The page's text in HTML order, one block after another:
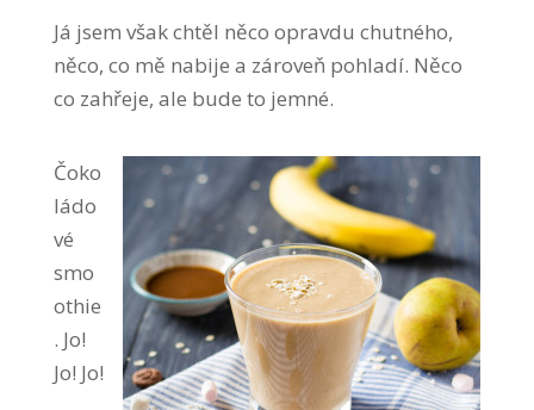
Já jsem však chtěl něco opravdu chutného,
něco, co mě nabije a zároveň pohladí. Něco
co zahřeje, ale bude to jemné.
Čoko
ládo
vé
smo
othie
. Jo!
Jo! Jo!